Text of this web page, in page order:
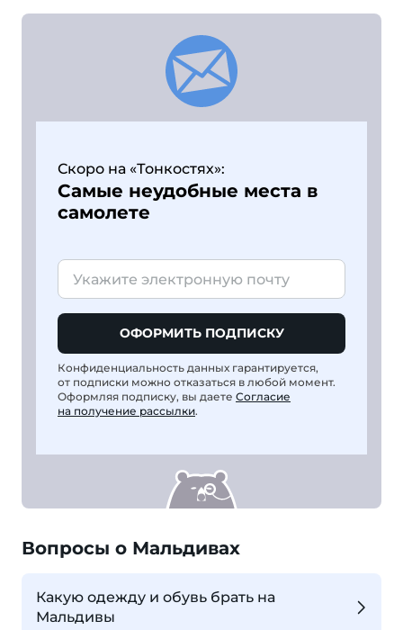
Скоро на «Тонкостях»:
Самые неудобные места в
самолете
ОФОРМИТЬ ПОДПИСКУ
Конфиденциальность данных гарантируется,
от подписки можно отказаться в любой момент.
Оформляя подписку, вы даете Согласие
на получение рассылки.
Вопросы о Мальдивах
Какую одежду и обувь брать на
Мальдивы